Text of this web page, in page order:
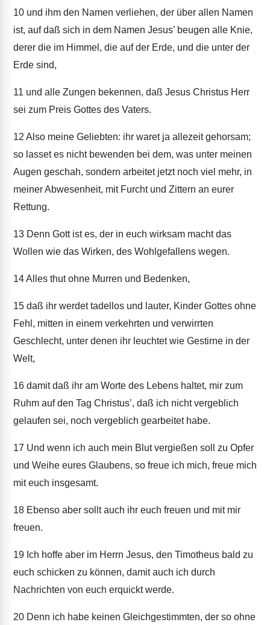
10 und ihm den Namen verliehen, der über allen Namen
ist, auf daß sich in dem Namen Jesus’ beugen alle Knie,
derer die im Himmel, die auf der Erde, und die unter der
Erde sind,
11 und alle Zungen bekennen, daß Jesus Christus Herr
sei zum Preis Gottes des Vaters.
12 Also meine Geliebten: ihr waret ja allezeit gehorsam;
so lasset es nicht bewenden bei dem, was unter meinen
Augen geschah, sondern arbeitet jetzt noch viel mehr, in
meiner Abwesenheit, mit Furcht und Zittern an eurer
Rettung.
13 Denn Gott ist es, der in euch wirksam macht das
Wollen wie das Wirken, des Wohlgefallens wegen.
14Alles thut ohne Murren und Bedenken,
15 daß ihr werdet tadellos und lauter, Kinder Gottes ohne
Fehl, mitten in einem verkehrten und verwirrten
Geschlecht, unter denen ihr leuchtet wie Gestirne in der
Welt,
16 damit daß ihr am Worte des Lebens haltet, mir zum
Ruhm auf den Tag Christus’, daß ich nicht vergeblich
gelaufen sei, noch vergeblich gearbeitet habe.
17 Und wenn ich auch mein Blut vergießen soll zu Opfer
und Weihe eures Glaubens, so freue ich mich, freue mich
mit euch insgesamt.
18 Ebenso aber sollt auch ihr euch freuen und mit mir
freuen.
19 Ich hoffe aber im Herrn Jesus, den Timotheus bald zu
euch schicken zu können, damit auch ich durch
Nachrichten von euch erquickt werde.
20 Denn ich habe keinen Gleichgestimmten, der so ohne